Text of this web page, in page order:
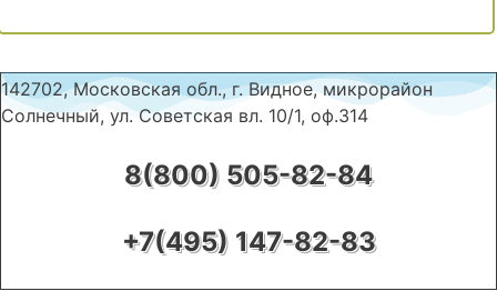
142702, Московская обл., г. Видное, микрорайон
Солнечный, ул. Советская вл. 10/1, оф.314
8(800) 505-82-84
+7(495) 147-82-83